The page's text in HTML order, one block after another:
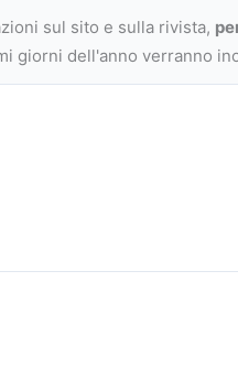
sul sito e sulla rivista,
giorni dell'anno verranno